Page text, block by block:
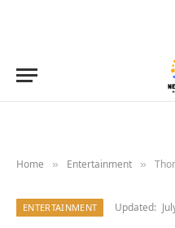
Home » Entertainment » Thomas
ENTERTAINMENT Updated: